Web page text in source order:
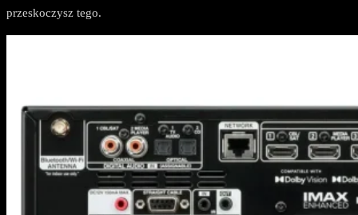
przeskoczysz tego.